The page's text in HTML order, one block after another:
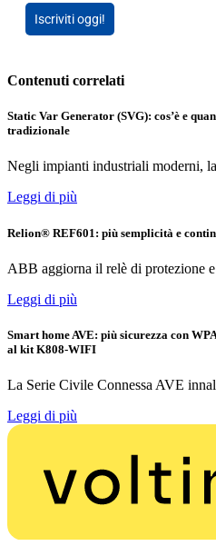
Iscriviti oggi!
Contenuti correlati
Static Var Generator (SVG): cos’è e
tradizionale
Negli impianti industriali moderni,
Leggi di più
Relion® REF601: più semplicità e
ABB aggiorna il relè di protezione
Leggi di più
Smart home AVE: più sicurezza con
al kit K808-WIFI
La Serie Civile Connessa AVE
Leggi di più